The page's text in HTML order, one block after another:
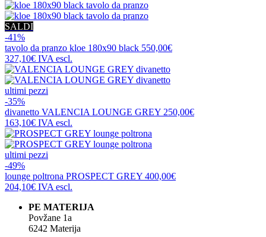
SALDI
-41%
tavolo da pranzo kloe 180x90 black 550,00€
327,10€ IVA escl.
ultimi pezzi
-35%
divanetto VALENCIA LOUNGE GREY 250,00€
163,10€ IVA escl.
ultimi pezzi
-49%
lounge poltrona PROSPECT GREY 400,00€
204,10€ IVA escl.
PE MATERIJA
Povžane 1a
6242 Materija